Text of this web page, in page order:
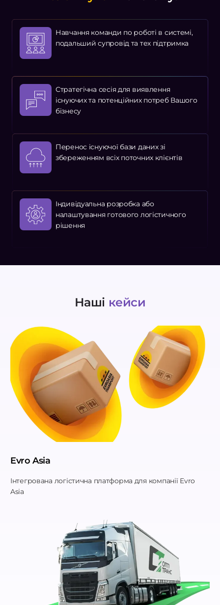
Навчання команди по роботі в системі,
подальший супровід та тех підтримка
Стратегічна сесія для виявлення
існуючих та потенційних потреб Вашого
бізнесу
Перенос існуючої бази даних зі
збереженням всіх поточних клієнтів
Індивідуальна розробка або
налаштування готового логістичного
рішення
Наші кейси
Evro Asia
Інтегрована логістична платформа для компанії Evro
Asia